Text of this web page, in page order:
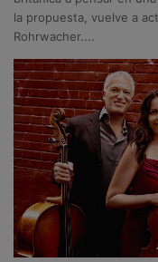
la propuesta, vuelve a
Rohrwacher....